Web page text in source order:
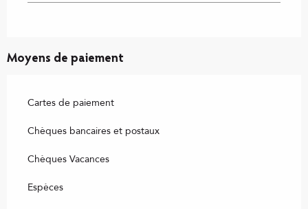
Moyens de paiement
Cartes de paiement
Chèques bancaires et postaux
Chèques Vacances
Espèces